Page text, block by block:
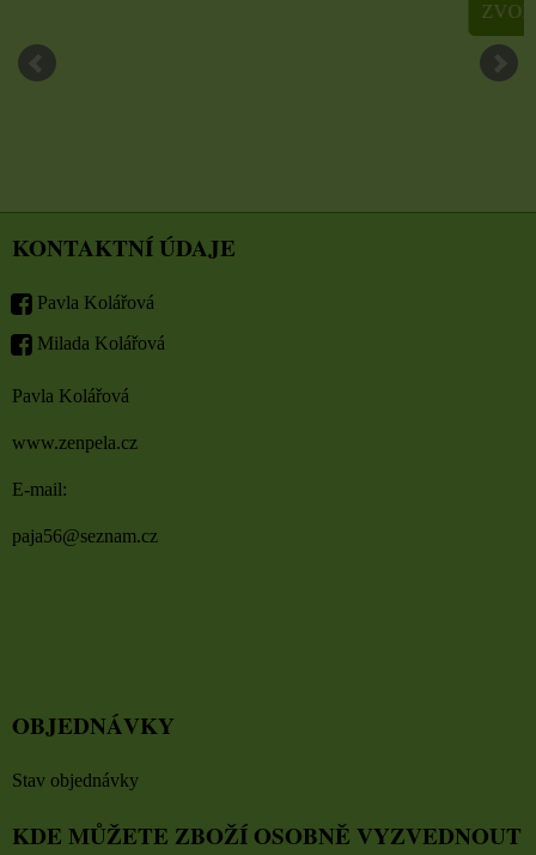
ZVOLTE
KONTAKTNÍ ÚDAJE
Pavla Kolářová
Milada Kolářová
Pavla Kolářová
www.zenpela.cz
E-mail:
paja56@seznam.cz
OBJEDNÁVKY
Stav objednávky
KDE MŮŽETE ZBOŽÍ OSOBNĚ VYZVEDNOUT